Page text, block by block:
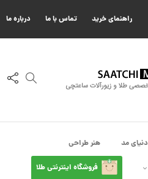
درباره ما تماس با ما راهنمای خرید
دنیای مد هنر طراحی
فروشگاه اینترنتی طلا